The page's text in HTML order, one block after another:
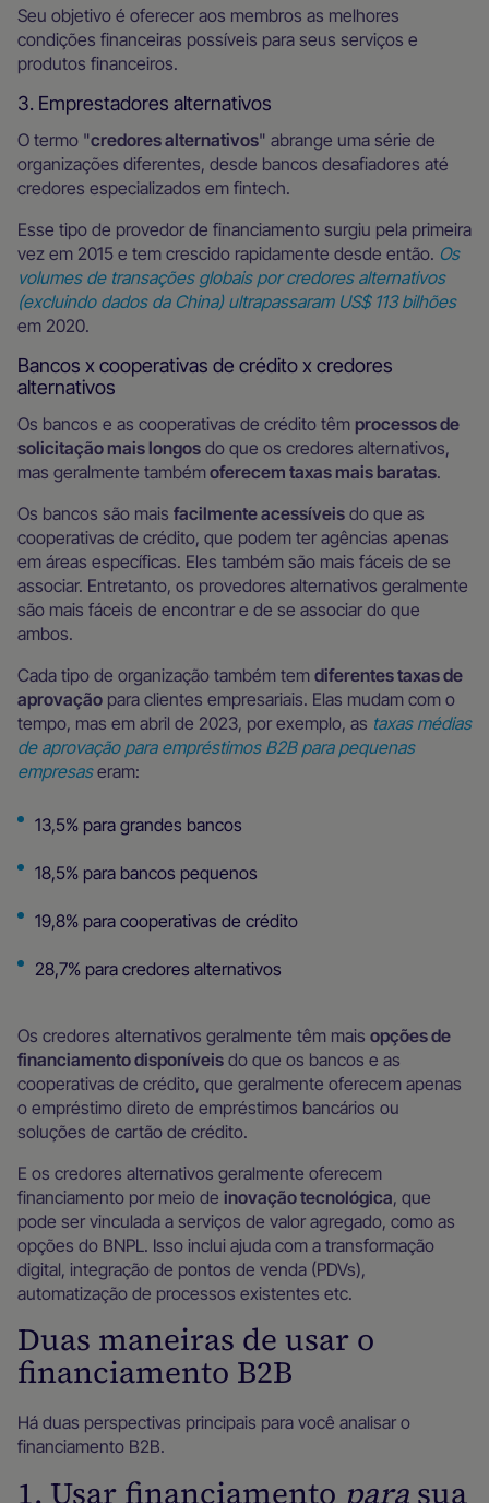
Seu objetivo é oferecer aos membros as melhores
condições financeiras possíveis para seus serviços e
produtos financeiros.
3. Emprestadores alternativos
O termo "credores alternativos" abrange uma série de
organizações diferentes, desde bancos desafiadores até
credores especializados em fintech.
Esse tipo de provedor de financiamento surgiu pela primeira
vez em 2015 e tem crescido rapidamente desde então. Os
volumes de transações globais por credores alternativos
(excluindo dados da China) ultrapassaram US$ 113 bilhões
em 2020.
Bancos x cooperativas de crédito x credores
alternativos
Os bancos e as cooperativas de crédito têm processos de
solicitação mais longos do que os credores alternativos,
mas geralmente tambémoferecem taxas mais baratas.
Os bancos são mais facilmente acessíveis do que as
cooperativas de crédito, que podem ter agências apenas
em áreas específicas. Eles também são mais fáceis de se
associar. Entretanto, os provedores alternativos geralmente
são mais fáceis de encontrar e de se associar do que
ambos.
Cada tipo de organização também tem diferentes taxas de
aprovação para clientes empresariais. Elas mudam com o
tempo, mas em abril de 2023, por exemplo, as taxas médias
de aprovação para empréstimos B2B para pequenas
empresaseram:
13,5% para grandes bancos
18,5% para bancos pequenos
19,8% para cooperativas de crédito
28,7% para credores alternativos
Os credores alternativos geralmente têm mais opções de
financiamento disponíveis do que os bancos e as
cooperativas de crédito, que geralmente oferecem apenas
o empréstimo direto de empréstimos bancários ou
soluções de cartão de crédito.
E os credores alternativos geralmente oferecem
financiamento por meio de inovação tecnológica, que
pode ser vinculada a serviços de valor agregado, como as
opções do BNPL. Isso inclui ajuda com a transformação
digital, integração de pontos de venda (PDVs),
automatização de processos existentes etc.
Duas maneiras de usar o
financiamento B2B
Há duas perspectivas principais para você analisar o
financiamento B2B.
1. Usar financiamento para sua